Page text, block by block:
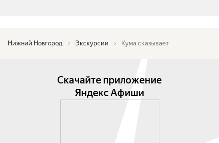
Нижний Новгород Экскурсии Кума сказывает
Скачайте приложение
Яндекс Афиши